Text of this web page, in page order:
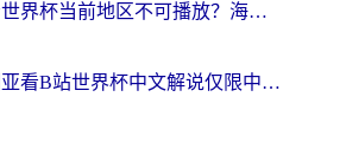
在美国看世界杯当前地区不可播放？海外党体育观赛终极指南来了！
在澳大利亚看B站世界杯中文解说仅限中国大陆？这篇指南帮你打破限制看遍赛事